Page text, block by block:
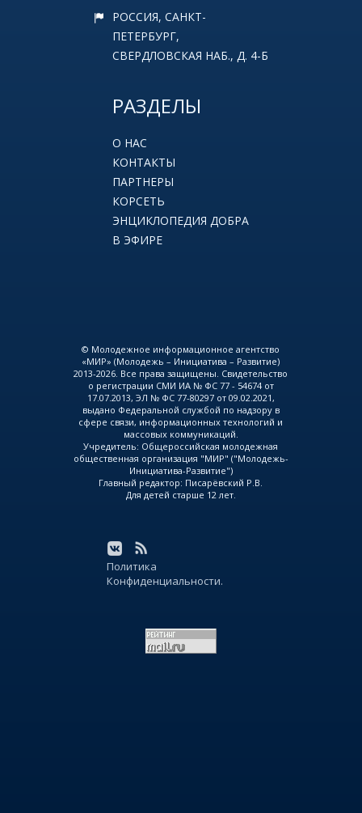
РОССИЯ, САНКТ-
ПЕТЕРБУРГ,
СВЕРДЛОВСКАЯ НАБ., Д. 4-Б
РАЗДЕЛЫ
О НАС
КОНТАКТЫ
ПАРТНЕРЫ
КОРСЕТЬ
ЭНЦИКЛОПЕДИЯ ДОБРА
В ЭФИРЕ
© Молодежное информационное агентство
«МИР» (Молодежь – Инициатива – Развитие)
2013-2026. Все права защищены. Свидетельство
о регистрации СМИ ИА № ФС 77 - 54674 от
17.07.2013, ЭЛ № ФС 77-80297 от 09.02.2021,
выдано Федеральной службой по надзору в
сфере связи, информационных технологий и
массовых коммуникаций.
Учредитель: Общероссийская молодежная
общественная организация "МИР" ("Молодежь-
Инициатива-Развитие")
Главный редактор: Писарёвский Р.В.
Для детей старше 12 лет.
Политика
Конфиденциальности.